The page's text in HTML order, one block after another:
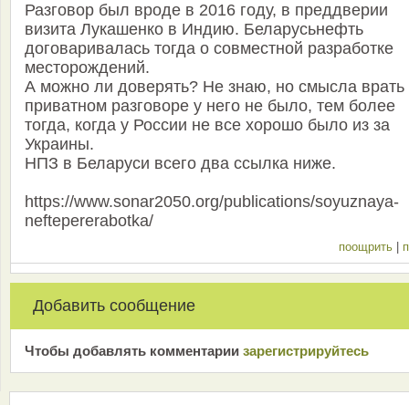
Разговор был вроде в 2016 году, в преддверии
визита Лукашенко в Индию. Беларусьнефть
договаривалась тогда о совместной разработке
месторождений.
А можно ли доверять? Не знаю, но смысла врать
приватном разговоре у него не было, тем более
тогда, когда у России не все хорошо было из за
Украины.
НПЗ в Беларуси всего два ссылка ниже.
https://www.sonar2050.org/publications/soyuznaya-
neftepererabotka/
поощрить
Добавить сообщение
Чтобы добавлять комментарии зарeгиcтрирyйтeсь